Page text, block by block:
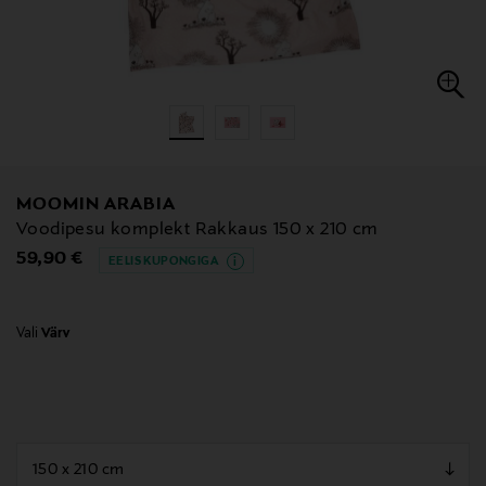
MOOMIN ARABIA
Voodipesu komplekt Rakkaus 150 x 210 cm
Original Price
59,90 € EELIS KUPONGIGA
Vali Värv